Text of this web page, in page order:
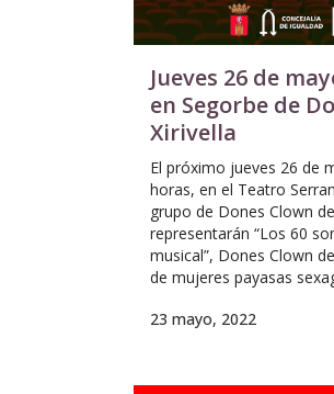
Jueves 26 de
en Segorbe de
Xirivella
El próximo jueves 26 de
horas, en el Teatro
grupo de Dones Clown
representarán “Los 60
musical”, Dones Clown
de mujeres payasas
23 mayo, 2022